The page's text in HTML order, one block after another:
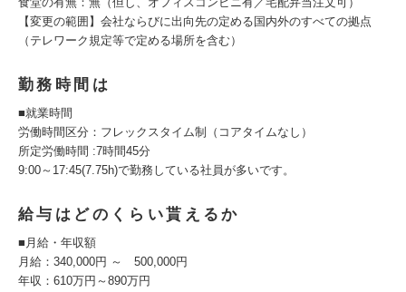
【変更の範囲】会社ならびに出向先の定める国内外のすべての拠点
（テレワーク規定等で定める場所を含む）
勤務時間は
■就業時間
労働時間区分：フレックスタイム制（コアタイムなし）
所定労働時間 :7時間45分
9:00～17:45(7.75h)で勤務している社員が多いです。
給与はどのくらい貰えるか
■月給・年収額
月給：340,000円 ～ 500,000円
年収：610万円～890万円